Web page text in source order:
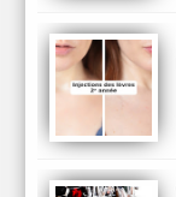
chantecaille
Christophe Robin
Clean Skin care
Collections
Crème & Sérum